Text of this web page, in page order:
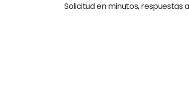
Solicitud en minutos, respuestas